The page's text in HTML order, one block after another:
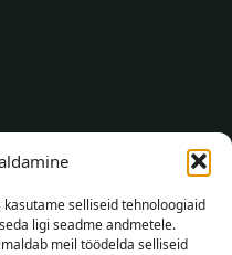
selliseid tehnoloogiaid
ligi seadme andmetele.
meil töödelda selliseid